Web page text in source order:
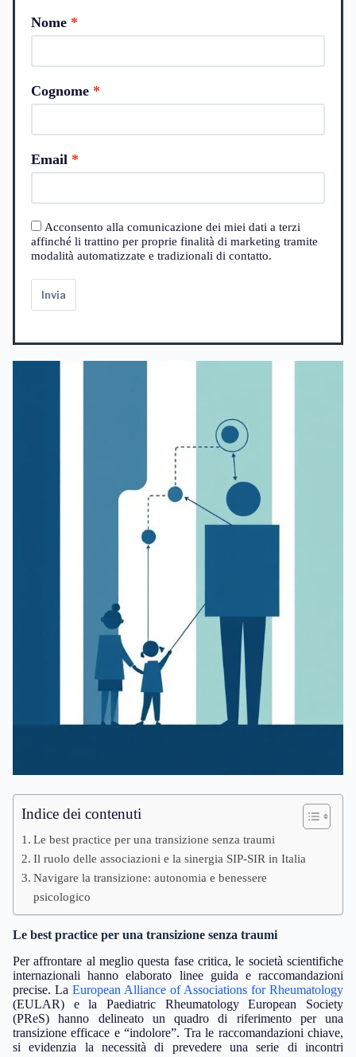
Nome
Cognome
Email
Acconsento alla comunicazione dei miei dati a terzi
affinché li trattino per proprie finalità di marketing tramite
modalità automatizzate e tradizionali di contatto.
Invia
Indice dei contenuti
Le best practice per una transizione senza traumi
Il ruolo delle associazioni e la sinergia SIP-SIR in Italia
Navigare la transizione: autonomia e benessere
psicologico
Le best practice per una transizione senza traumi
Per affrontare al meglio questa fase critica, le società scientifiche
internazionali hanno elaborato linee guida e raccomandazioni
precise. La European Alliance of Associations for Rheumatology
(EULAR) e la Paediatric Rheumatology European Society
(PReS) hanno delineato un quadro di riferimento per una
transizione efficace e “indolore”. Tra le raccomandazioni chiave,
si evidenzia la necessità di prevedere una serie di incontri